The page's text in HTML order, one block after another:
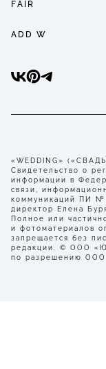
FAIR
ADD W
«WEDDING»
Свидетельство о
информации в
связи,
коммуникаций ПИ №
директор Елена
Полное или
и фотоматериалов
запрещается без
редакции. © ООО
по разрешению